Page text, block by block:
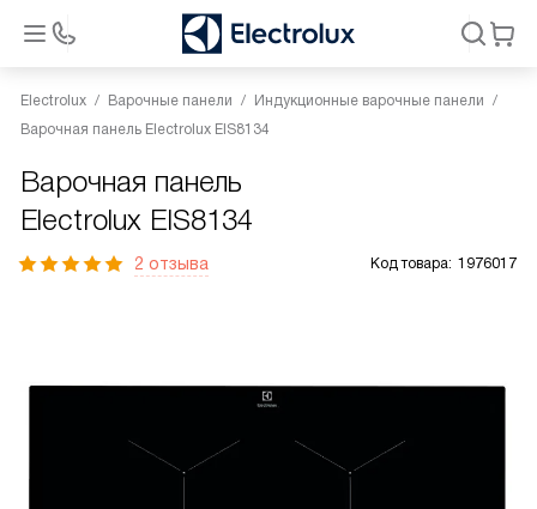
Electrolux Варочные панели
Индукционные варочные панели
Варочная панель Electrolux EIS8134
Варочная панель
Electrolux EIS8134
2 отзыва Код товара: 1976017